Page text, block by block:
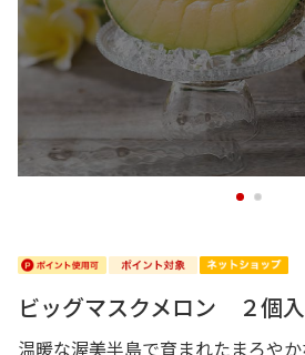
1 2
ビッグマスクメロン ２個入
温暖な渥美半島で育まれたまろや